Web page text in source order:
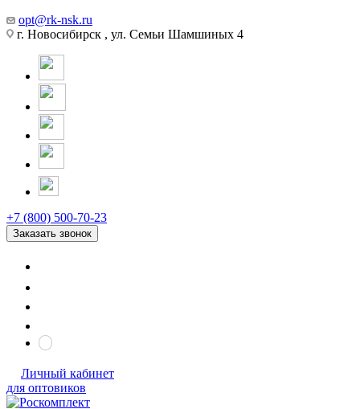
opt@rk-nsk.ru
г. Новосибирск , ул. Семьи Шамшиных 4
+7 (800) 500-70-23
Заказать звонок
Личный кабинет
для оптовиков